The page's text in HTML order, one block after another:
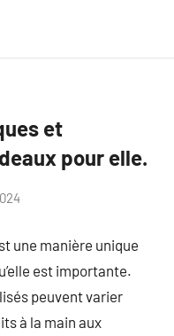
et
pour elle.
une manière unique
est importante.
peuvent varier
à la main aux